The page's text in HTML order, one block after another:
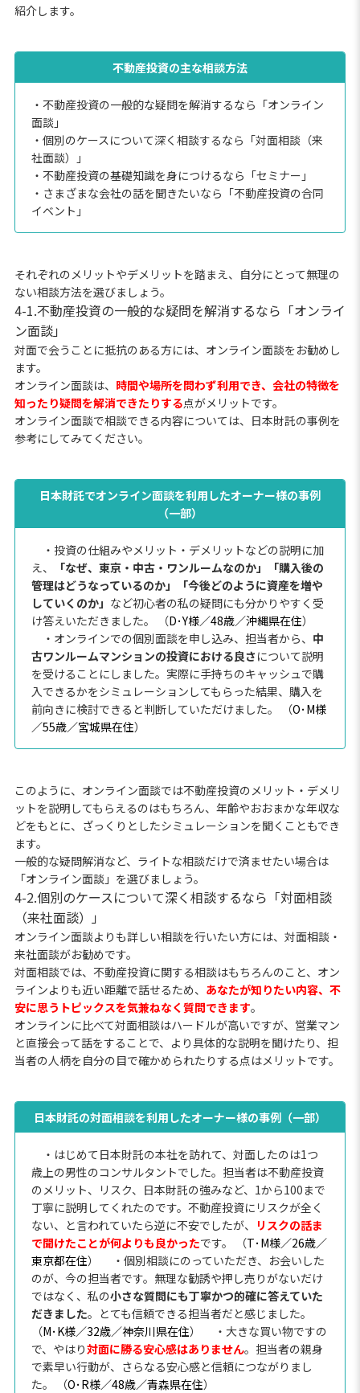
紹介します。
不動産投資の主な相談方法
・不動産投資の一般的な疑問を解消するなら「オンライン
面談」
・個別のケースについて深く相談するなら「対面相談（来
社面談）」
・不動産投資の基礎知識を身につけるなら「セミナー」
・さまざまな会社の話を聞きたいなら「不動産投資の合同
イベント」
それぞれのメリットやデメリットを踏まえ、自分にとって無理の
ない相談方法を選びましょう。
4-1.不動産投資の一般的な疑問を解消するなら「オンライ
ン面談」
対面で会うことに抵抗のある方には、オンライン面談をお勧めし
ます。
オンライン面談は、 時間や場所を問わず利用でき、会社の特徴を
知ったり疑問を解消できたりする点がメリットです。
オンライン面談で相談できる内容については、日本財託の事例を
参考にしてみてください。
日本財託でオンライン面談を利用したオーナー様の事例
（一部）
・投資の仕組みやメリット・デメリットなどの説明に加
え、
「なぜ、東京・中古・ワンルームなのか」「購入後の
管理はどうなっているのか」「今後どのように資産を増や
していくのか」 など初心者の私の疑問にも分かりやすく受
け答えいただきました。 （D･Y様／48歳／沖縄県在住）
・オンラインでの個別面談を申し込み、担当者から、 中
古ワンルームマンションの投資における良さ について説明
を受けることにしました。実際に手持ちのキャッシュで購
入できるかをシミュレーションしてもらった結果、購入を
前向きに検討できると判断していただけました。 （O･M様
／55歳／宮城県在住）
このように、オンライン面談では不動産投資のメリット・デメリ
ットを説明してもらえるのはもちろん、年齢やおおまかな年収な
どをもとに、ざっくりとしたシミュレーションを聞くこともでき
ます。
一般的な疑問解消など、ライトな相談だけで済ませたい場合は
「オンライン面談」を選びましょう。
4-2.個別のケースについて深く相談するなら「対面相談
（来社面談）」
オンライン面談よりも詳しい相談を行いたい方には、対面相談・
来社面談がお勧めです。
対面相談では、不動産投資に関する相談はもちろんのこと、オン
ラインよりも近い距離で話せるため、 あなたが知りたい内容、不
安に思うトピックスを気兼ねなく質問できます。
オンラインに比べて対面相談はハードルが高いですが、営業マン
と直接会って話をすることで、より具体的な説明を聞けたり、担
当者の人柄を自分の目で確かめられたりする点はメリットです。
日本財託の対面相談を利用したオーナー様の事例（一部）
・はじめて日本財託の本社を訪れて、対面したのは1つ
歳上の男性のコンサルタントでした。担当者は不動産投資
のメリット、リスク、日本財託の強みなど、1から100まで
丁寧に説明してくれたのです。不動産投資にリスクが全く
ない、と言われていたら逆に不安でしたが、
リスクの話ま
で聞けたことが何よりも良かったです。 （T･M様／26歳／
東京都在住）
・個別相談にのっていただき、お会いした
のが、今の担当者です。無理な勧誘や押し売りがないだけ
ではなく、私の小さな質問にも丁寧かつ的確に答えていた
だきました。とても信頼できる担当者だと感じました。
（M･K様／32歳／神奈川県在住）
・大きな買い物ですの
で、やはり対面に勝る安心感はありません。担当者の親身
で素早い行動が、さらなる安心感と信頼につながりまし
た。 （O･R様／48歳／青森県在住）